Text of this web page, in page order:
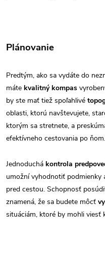
Plánovanie
Predtým, ako sa vydáte do
máte kvalitný kompas
by ste mať tiež spoľahlivé
oblasti, ktorú navštevujete,
ktorým sa stretnete, a
efektívneho cestovania po ňom.
Jednoduchá kontrola
umožní vyhodnotiť
pred cestou. Schopnosť
znamená, že sa budete môcť
situáciám, ktoré by mohli viesť